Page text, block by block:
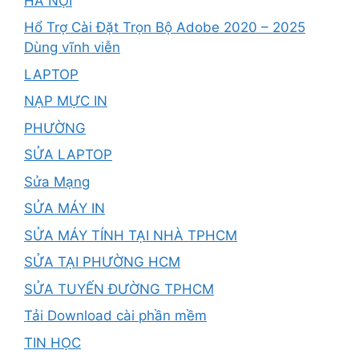
Hổ Trợ Cài Đặt Trọn Bộ Adobe 2020 – 2025
Dùng vĩnh viễn
LAPTOP
NẠP MỰC IN
PHƯỜNG
SỬA LAPTOP
Sửa Mạng
SỬA MÁY IN
SỬA MÁY TÍNH TẠI NHÀ TPHCM
SỬA TẠI PHƯỜNG HCM
SỬA TUYẾN ĐƯỜNG TPHCM
Tải Download cài phần mềm
TIN HỌC